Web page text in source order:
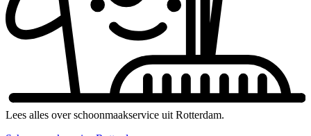
Lees alles over schoonmaakservice uit Rotterdam.